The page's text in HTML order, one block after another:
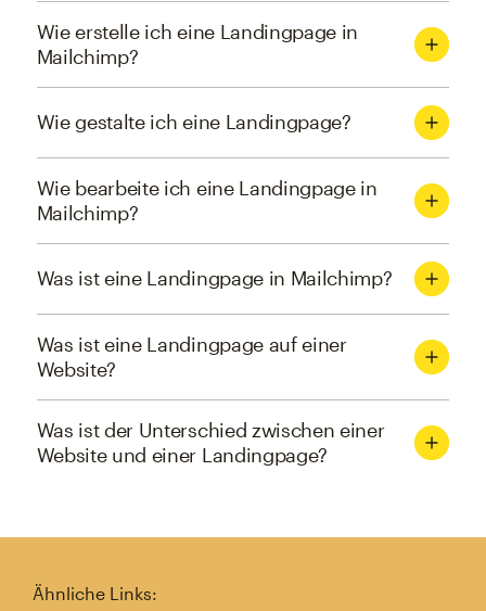
Wie erstelle ich eine Landingpage in
Mailchimp?
Wie gestalte ich eine Landingpage?
Wie bearbeite ich eine Landingpage in
Mailchimp?
Was ist eine Landingpage in Mailchimp?
Was ist eine Landingpage auf einer
Website?
Was ist der Unterschied zwischen einer
Website und einer Landingpage?
Ähnliche Links: